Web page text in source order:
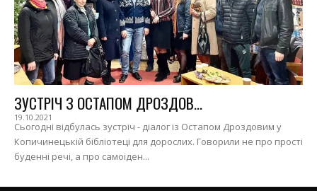
ЗУСТРІЧ З ОСТАПОМ ДРОЗДОВ...
19.10.2021
Сьогодні відбулась зустріч - діалог із Остапом Дроздовим у
Копичинецькій бібліотеці для дорослих. Говорили не про прості
буденні речі, а про самоіден...